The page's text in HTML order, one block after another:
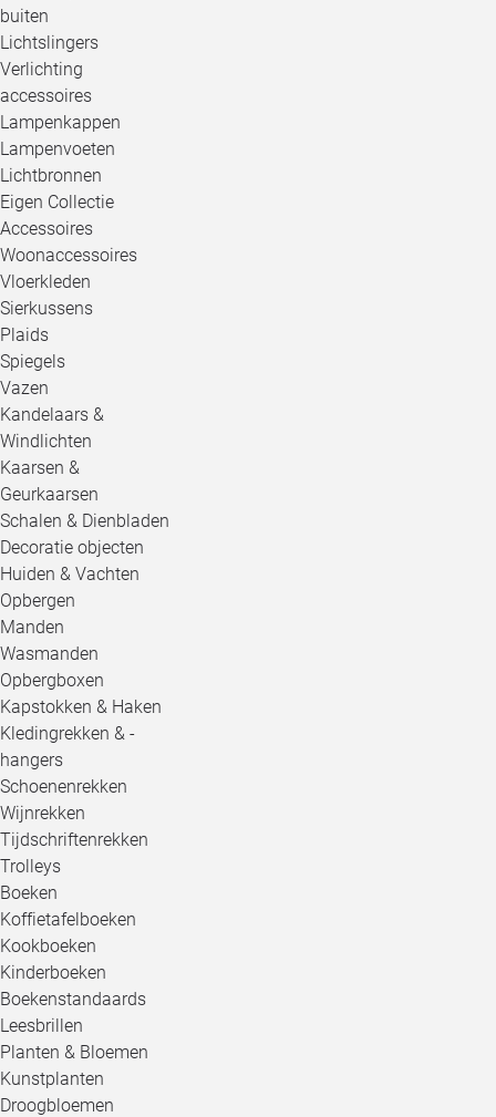
buiten
Lichtslingers
Verlichting
accessoires
Lampenkappen
Lampenvoeten
Lichtbronnen
Eigen Collectie
Accessoires
Woonaccessoires
Vloerkleden
Sierkussens
Plaids
Spiegels
Vazen
Kandelaars &
Windlichten
Kaarsen &
Geurkaarsen
Schalen & Dienbladen
Decoratie objecten
Huiden & Vachten
Opbergen
Manden
Wasmanden
Opbergboxen
Kapstokken & Haken
Kledingrekken & -
hangers
Schoenenrekken
Wijnrekken
Tijdschriftenrekken
Trolleys
Boeken
Koffietafelboeken
Kookboeken
Kinderboeken
Boekenstandaards
Leesbrillen
Planten & Bloemen
Kunstplanten
Droogbloemen